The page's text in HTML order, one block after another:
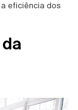
eficiência dos